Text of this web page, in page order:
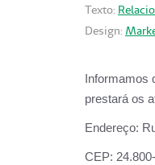
Texto:
Design:
Informamos
prestará os
Endereço:
CEP: